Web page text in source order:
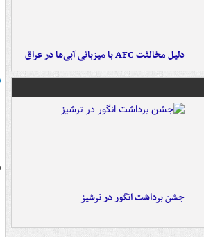
دلیل مخالفت AFC با میزبانی آبی‌ها در عراق
جشن برداشت انگور در ترشیز